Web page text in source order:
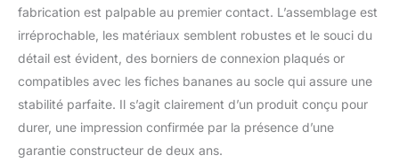
fabrication est palpable au premier contact. L’assemblage est
irréprochable, les matériaux semblent robustes et le souci du
détail est évident, des borniers de connexion plaqués or
compatibles avec les fiches bananes au socle qui assure une
stabilité parfaite. Il s’agit clairement d’un produit conçu pour
durer, une impression confirmée par la présence d’une
garantie constructeur de deux ans.